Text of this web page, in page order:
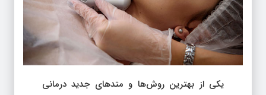
یکی از بهترین روش‌ها و متد‌های جدید درمانی